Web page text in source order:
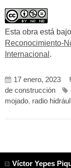
Esta obra está
Reconocimiento-
Internacional .
17 enero, 2023
de construcción
mojado, radio
Víctor Yepes